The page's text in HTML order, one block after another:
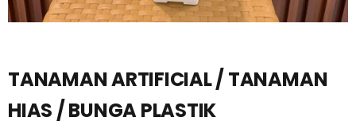
TANAMAN ARTIFICIAL / TANAMAN
HIAS / BUNGA PLASTIK